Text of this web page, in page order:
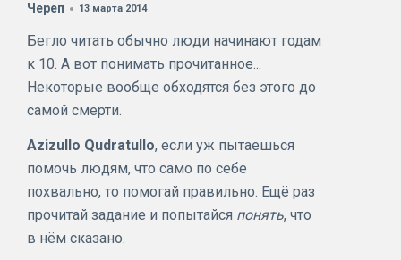
Череп 13 марта 2014
Бегло читать обычно люди начинают годам
к 10. А вот понимать прочитанное...
Некоторые вообще обходятся без этого до
самой смерти.
Azizullo Qudratullo, если уж пытаешься
помочь людям, что само по себе
похвально, то помогай правильно. Ещё раз
прочитай задание и попытайся понять, что
в нём сказано.